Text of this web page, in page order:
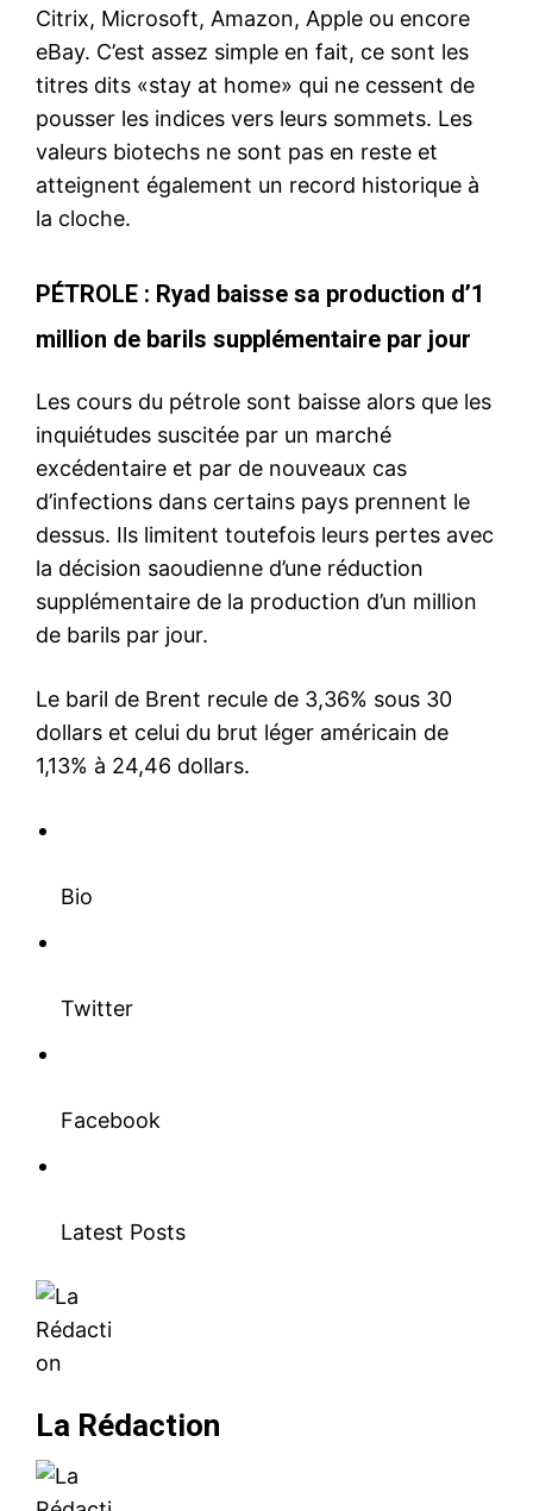
Citrix, Microsoft, Amazon, Apple ou encore
eBay. C’est assez simple en fait, ce sont les
titres dits «stay at home» qui ne cessent de
pousser les indices vers leurs sommets. Les
valeurs biotechs ne sont pas en reste et
atteignent également un record historique à
la cloche.
PÉTROLE : Ryad baisse sa production d’1
million de barils supplémentaire par jour
Les cours du pétrole sont baisse alors que les
inquiétudes suscitée par un marché
excédentaire et par de nouveaux cas
d’infections dans certains pays prennent le
dessus. Ils limitent toutefois leurs pertes avec
la décision saoudienne d’une réduction
supplémentaire de la production d’un million
de barils par jour.
Le baril de Brent recule de 3,36% sous 30
dollars et celui du brut léger américain de
1,13% à 24,46 dollars.
Bio
Twitter
Facebook
Latest Posts
La Rédaction